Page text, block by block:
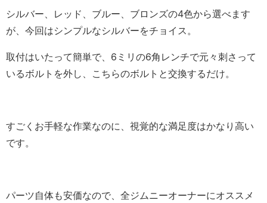
シルバー、レッド、ブルー、ブロンズの4色から選べます
が、今回はシンプルなシルバーをチョイス。
取付はいたって簡単で、6ミリの6角レンチで元々刺さって
いるボルトを外し、こちらのボルトと交換するだけ。
すごくお手軽な作業なのに、視覚的な満足度はかなり高い
です。
パーツ自体も安価なので、全ジムニーオーナーにオススメ